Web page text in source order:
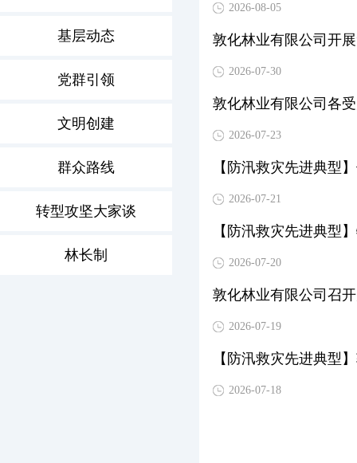
基层动态
党群引领
文明创建
群众路线
转型攻坚大家谈
林长制
2026-08-05
敦化林业有限公司开
2026-07-30
敦化林业有限公司各
2026-07-23
【防汛救灾先进典型
2026-07-21
【防汛救灾先进典型
2026-07-20
敦化林业有限公司召
2026-07-19
【防汛救灾先进典型
2026-07-18